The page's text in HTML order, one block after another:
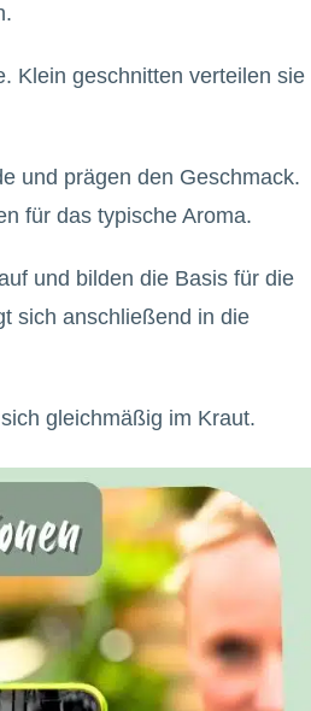
Klein geschnitten verteilen sie
und prägen den Geschmack.
für das typische Aroma.
und bilden die Basis für die
sich anschließend in die
gleichmäßig im Kraut.